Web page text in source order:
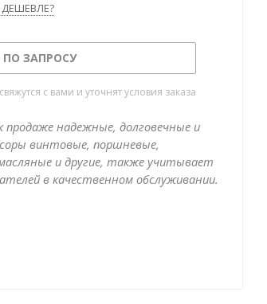
ПО ЗАПРОСУ
с вами и уточнят условия заказа
продаже надежные, долговечные и
винтовые, поршневые,
и другие, также учитывает
в качественном обслуживании.